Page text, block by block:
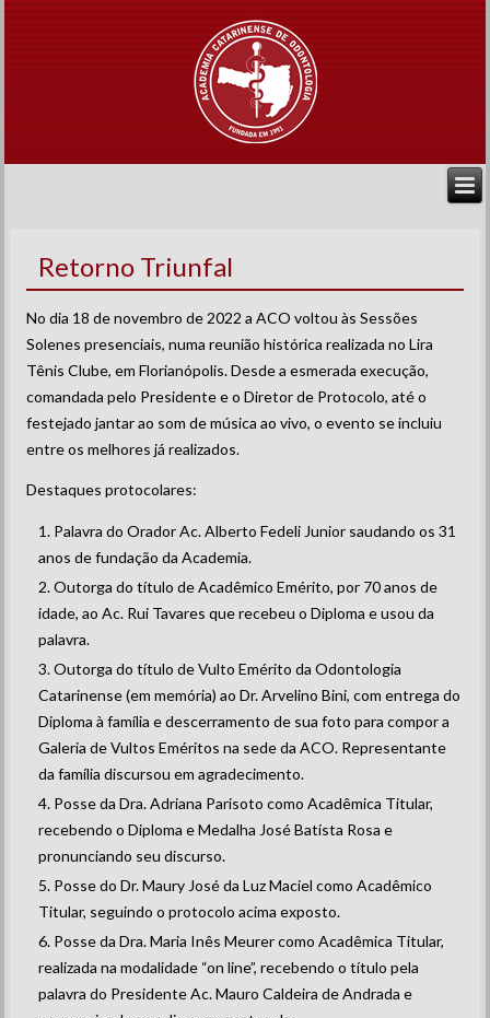
Retorno Triunfal
No dia 18 de novembro de 2022 a ACO voltou às Sessões
Solenes presenciais, numa reunião histórica realizada no Lira
Tênis Clube, em Florianópolis. Desde a esmerada execução,
comandada pelo Presidente e o Diretor de Protocolo, até o
festejado jantar ao som de música ao vivo, o evento se incluiu
entre os melhores já realizados.
Destaques protocolares:
Palavra do Orador Ac. Alberto Fedeli Junior saudando os 31
anos de fundação da Academia.
Outorga do título de Acadêmico Emérito, por 70 anos de
idade, ao Ac. Rui Tavares que recebeu o Diploma e usou da
palavra.
Outorga do título de Vulto Emérito da Odontologia
Catarinense (em memória) ao Dr. Arvelino Bini, com entrega do
Diploma à família e descerramento de sua foto para compor a
Galeria de Vultos Eméritos na sede da ACO. Representante
da família discursou em agradecimento.
Posse da Dra. Adriana Parisoto como Acadêmica Titular,
recebendo o Diploma e Medalha José Batista Rosa e
pronunciando seu discurso.
Posse do Dr. Maury José da Luz Maciel como Acadêmico
Titular, seguindo o protocolo acima exposto.
Posse da Dra. Maria Inês Meurer como Acadêmica Titular,
realizada na modalidade “on line”, recebendo o título pela
palavra do Presidente Ac. Mauro Caldeira de Andrada e